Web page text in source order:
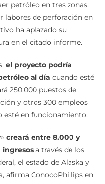
petróleo en tres zonas.
labores de perforación en
ha aplazado su
en el citado informe.
el proyecto podría
al día cuando esté
250.000 puestos de
y otros 300 empleos
esté en funcionamiento.
creará entre 8.000 y
ingresos a través de los
el estado de Alaska y
afirma ConocoPhillips en